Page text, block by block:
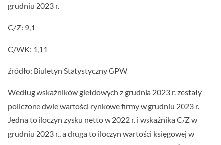
grudniu 2023 r.
C/Z: 9,1
C/WK: 1,11
źródło: Biuletyn Statystyczny GPW
Według wskaźników giełdowych z grudnia 2023 r. zostały
policzone dwie wartości rynkowe firmy w grudniu 2023 r.
Jedna to iloczyn zysku netto w 2022 r. i wskaźnika C/Z w
grudniu 2023 r., a druga to iloczyn wartości księgowej w